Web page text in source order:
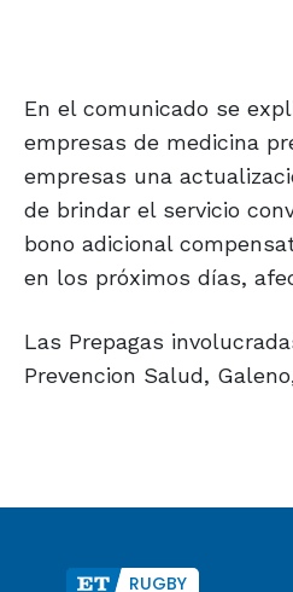
En el comunicado se
empresas de medicina
empresas una
de brindar el servicio
bono adicional
en los próximos días,
Las Prepagas
Prevencion Salud,
RUGBY